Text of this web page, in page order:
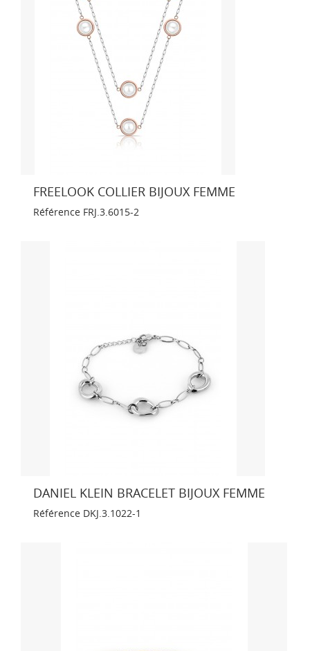
FREELOOK COLLIER BIJOUX FEMME
Référence FRJ.3.6015-2
DANIEL KLEIN BRACELET BIJOUX FEMME
Référence DKJ.3.1022-1